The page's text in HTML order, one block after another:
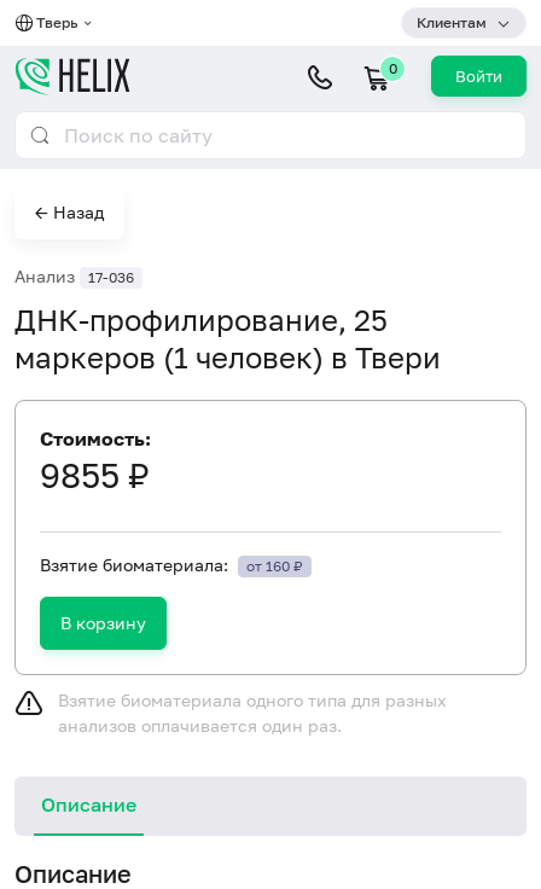
Тверь Клиентам
0 Войти
← Назад
Анализ 17-036
ДНК-профилирование, 25
маркеров (1 человек) в Твери
Стоимость:
9855 ₽
Взятие биоматериала: от 160 ₽
В корзину
Взятие биоматериала одного типа для разных
анализов оплачивается один раз.
Описание
Описание